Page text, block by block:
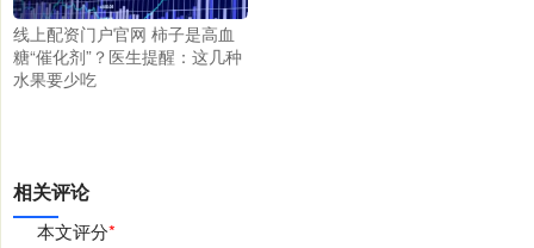
线上配资门户官网 柿子是高血
糖“催化剂”？医生提醒：这几种
水果要少吃
相关评论
本文评分*